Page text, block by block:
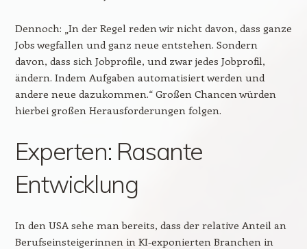
Dennoch: „In der Regel reden wir nicht davon, dass ganze
Jobs wegfallen und ganz neue entstehen. Sondern
davon, dass sich Jobprofile, und zwar jedes Jobprofil,
ändern. Indem Aufgaben automatisiert werden und
andere neue dazukommen.“ Großen Chancen würden
hierbei großen Herausforderungen folgen.
Experten: Rasante
Entwicklung
In den USA sehe man bereits, dass der relative Anteil an
Berufseinsteigerinnen in KI-exponierten Branchen in